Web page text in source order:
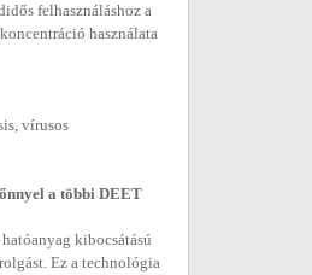
felhasználáshoz a
használata
vírusos
a többi DEET
kibocsátású
Ez a technológia